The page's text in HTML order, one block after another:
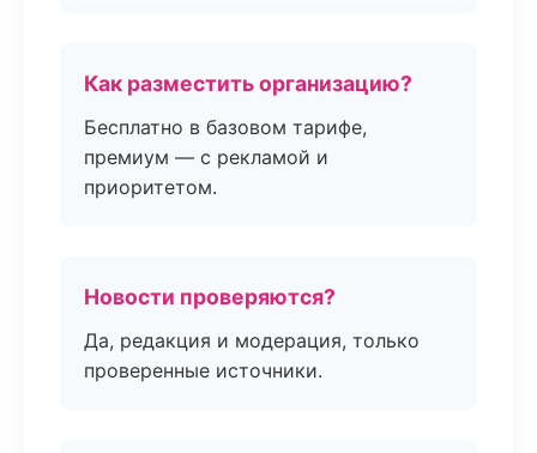
Как разместить организацию?
Бесплатно в базовом тарифе,
премиум — с рекламой и
приоритетом.
Новости проверяются?
Да, редакция и модерация, только
проверенные источники.